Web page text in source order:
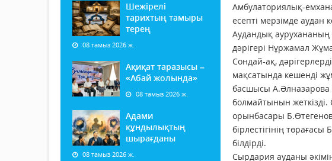
Шежірелі
тарихтың тамыры
терең
08 тамыз 2026 ж.
Ақиқат таразысы –
«Абай жолында»
08 тамыз 2026 ж.
Адами
құндылықтың
шырағданы
08 тамыз 2026 ж.
Амбулаториялық-
есепті мерзімде
Аудандық
дәрігері Нұржамал
Сондай-ақ,
мақсатында кешенді
басшысы А.Әлназарова
болмайтынын жеткізді.
орынбасары
бірлестігінің
білдірді.
Сырдария ауданы